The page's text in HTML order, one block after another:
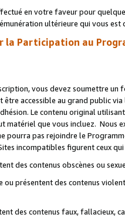
en votre faveur pour
ultérieure qui vous est
la Participation au
vous devez soumettre
être accessible au grand public
Le contenu original
que vous incluez. Nous
pourra pas rejoindre le
incompatibles figurent ceux
des contenus obscènes ou
présentent des contenus
des contenus faux, fallacieux,